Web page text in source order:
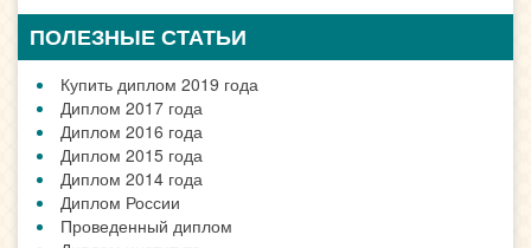
ПОЛЕЗНЫЕ СТАТЬИ
Купить диплом 2019 года
Диплом 2017 года
Диплом 2016 года
Диплом 2015 года
Диплом 2014 года
Диплом России
Проведенный диплом